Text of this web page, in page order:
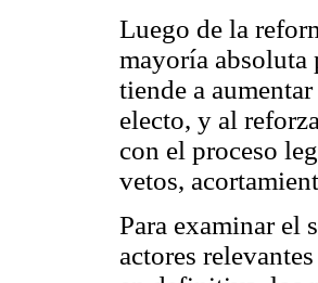
Luego de la
mayoría absoluta
tiende a
electo, y al
con el proceso
vetos,
Para examinar el
actores